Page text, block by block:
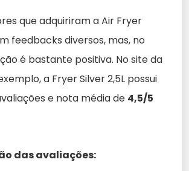
que adquiriram a Air Fryer
feedbacks diversos, mas, no
é bastante positiva. No site da
a Fryer Silver 2,5L possui
e nota média de 4,5/5
das avaliações: